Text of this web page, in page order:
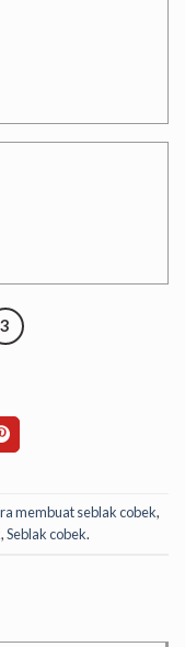
3
membuat seblak cobek,
,Seblak cobek.